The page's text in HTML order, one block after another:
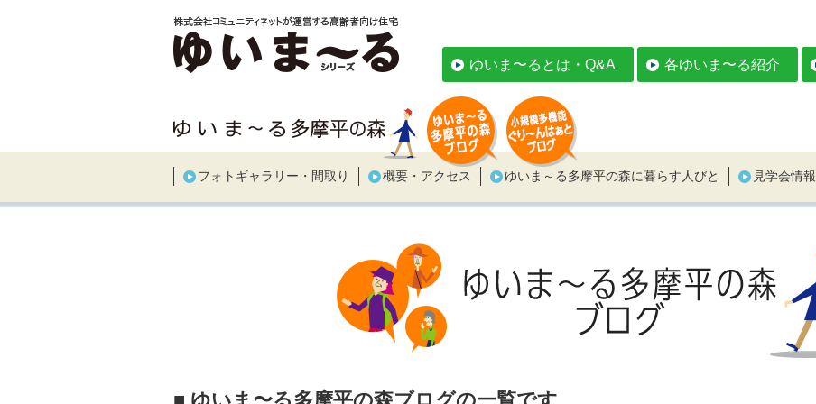
ゆいま〜るとは・Q&A 各ゆいま〜る紹介
フォトギャラリー・間取り 概要・アクセス ゆいま～る多摩平の森に暮らす人びと 見学会情報